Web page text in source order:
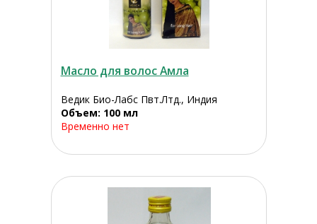
Масло для волос Амла
Ведик Био-Лабс Пвт.Лтд., Индия
Объем: 100 мл
Временно нет